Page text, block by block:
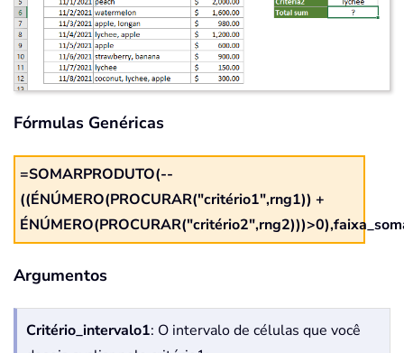
Fórmulas Genéricas
=SOMARPRODUTO(--
((ÉNÚMERO(PROCURAR("critério1",rng1)) +
Argumentos
Critério_intervalo1: O intervalo de células que você